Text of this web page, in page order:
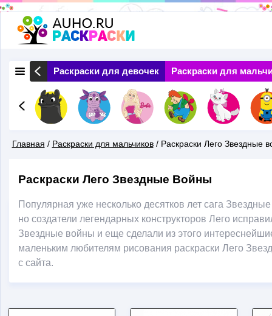
Перейти
к
основному
содержанию
Природа Раскраски для девочек Раскраски для
Здесь
Главная / Раскраски для мальчиков / Раскраски Лего Звездные
Раскраски Лего Звездные Войны
Популярная уже несколько десятков лет сага
но создатели легендарных конструкторов Лего
Звездные войны и еще сделали из этого
маленьким любителям рисования раскраски Лего
с сайта.